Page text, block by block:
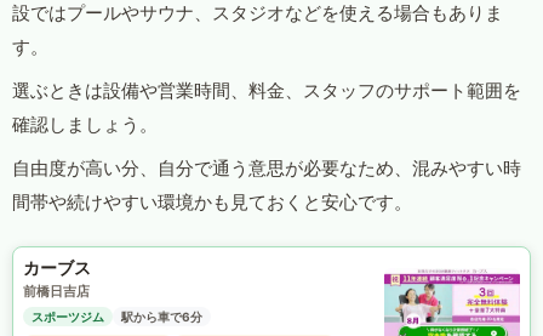
設ではプールやサウナ、スタジオなどを使える場合もありま
す。
選ぶときは設備や営業時間、料金、スタッフのサポート範囲を
確認しましょう。
自由度が高い分、自分で通う意思が必要なため、混みやすい時
間帯や続けやすい環境かも見ておくと安心です。
カーブス
前橋日吉店
スポーツジム
駅から車で6分